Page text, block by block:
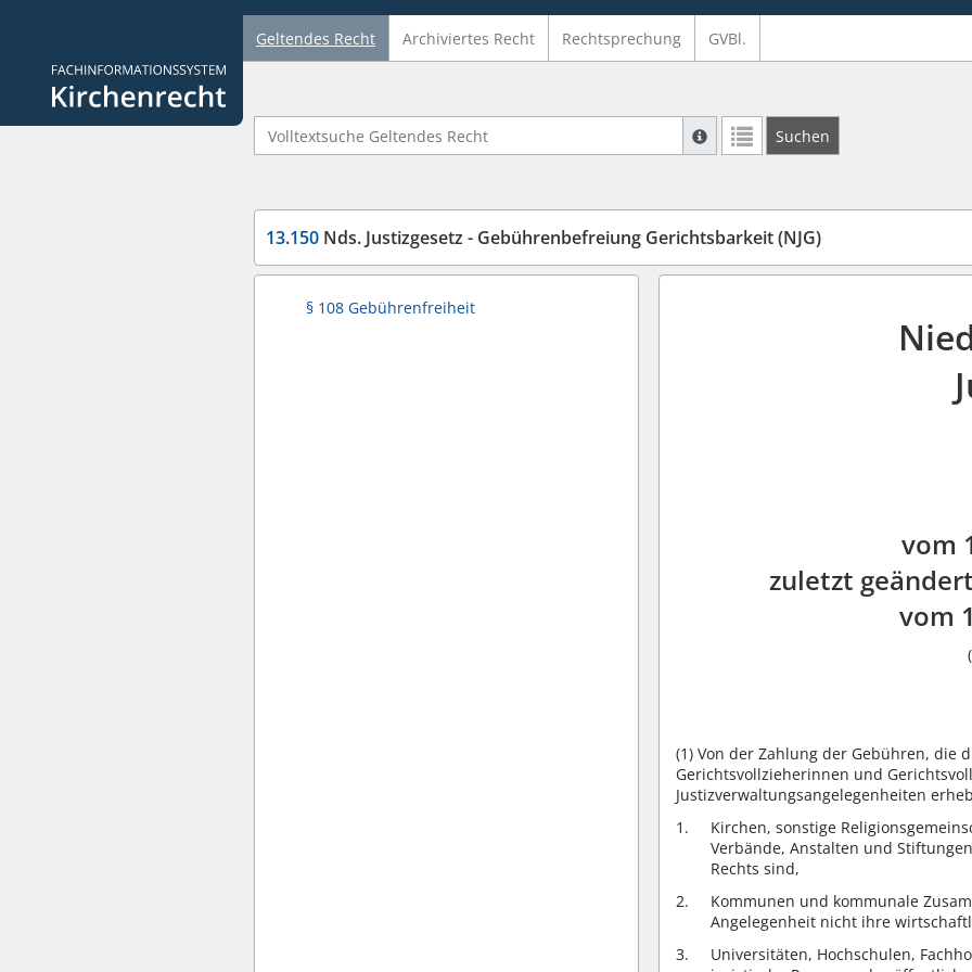
Logo Fachinformationssystem Kirchenrecht
Geltendes Recht Archiviertes Recht Rechtsprechung GVBl.
Volltextsuche Geltendes Recht
Suche mit Platzhalter "*", Bsp.
Suchen
13.150 Nds. Justizgesetz - Gebührenbefreiung Gerichtsbarkeit (NJG)
§ 108 Gebührenfreiheit
vom
zuletzt
vom
(1) Von der Zahlung der Gebühren, die
Gerichtsvollzieherinnen und
Justizverwaltungsangelegenheiten
Kirchen, sonstige
Verbände, Anstalten und
Rechts sind,
Kommunen und kommunale
Angelegenheit nicht ihre
Universitäten, Hochschulen,